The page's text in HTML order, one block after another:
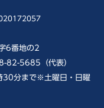
6番地の2
82-5685（代表）
30分まで※土曜日・日曜